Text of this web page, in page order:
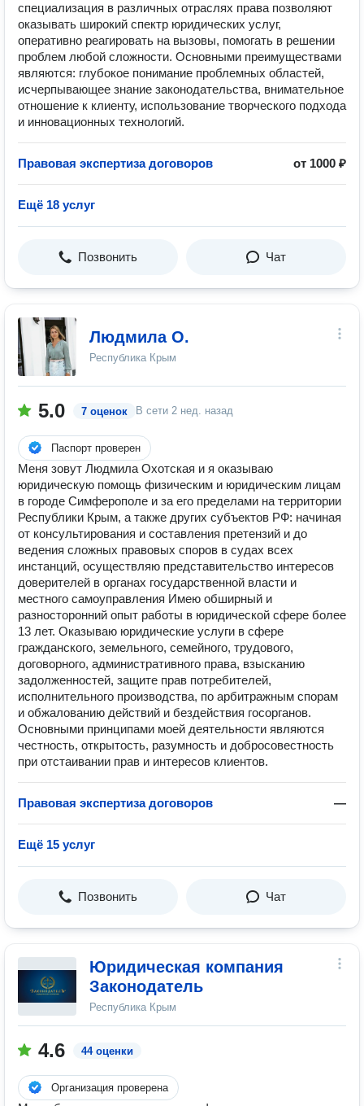
специализация в различных отраслях права позволяют
оказывать широкий спектр юридических услуг,
оперативно реагировать на вызовы, помогать в решении
проблем любой сложности. Основными преимуществами
являются: глубокое понимание проблемных областей,
исчерпывающее знание законодательства, внимательное
отношение к клиенту, использование творческого подхода
и инновационных технологий.
Правовая экспертиза договоров от 1000 ₽
Ещё 18 услуг
Позвонить Чат
Людмила О.
Республика Крым
5.0 7 оценок В сети 2 нед. назад
Паспорт проверен
Меня зовут Людмила Охотская и я оказываю
юридическую помощь физическим и юридическим лицам
в городе Симферополе и за его пределами на территории
Республики Крым, а также других субъектов РФ: начиная
от консультирования и составления претензий и до
ведения сложных правовых споров в судах всех
инстанций, осуществляю представительство интересов
доверителей в органах государственной власти и
местного самоуправления Имею обширный и
разносторонний опыт работы в юридической сфере более
13 лет. Оказываю юридические услуги в сфере
гражданского, земельного, семейного, трудового,
договорного, административного права, взысканию
задолженностей, защите прав потребителей,
исполнительного производства, по арбитражным спорам
и обжалованию действий и бездействия госорганов.
Основными принципами моей деятельности являются
честность, открытость, разумность и добросовестность
при отстаивании прав и интересов клиентов.
Правовая экспертиза договоров —
Ещё 15 услуг
Позвонить Чат
Юридическая компания
Законодатель
Республика Крым
4.6 44 оценки
Организация проверена